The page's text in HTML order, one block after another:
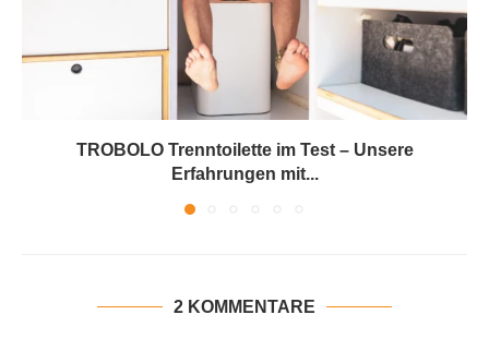
TROBOLO Trenntoilette im Test – Unsere
Erfahrungen mit...
2 KOMMENTARE